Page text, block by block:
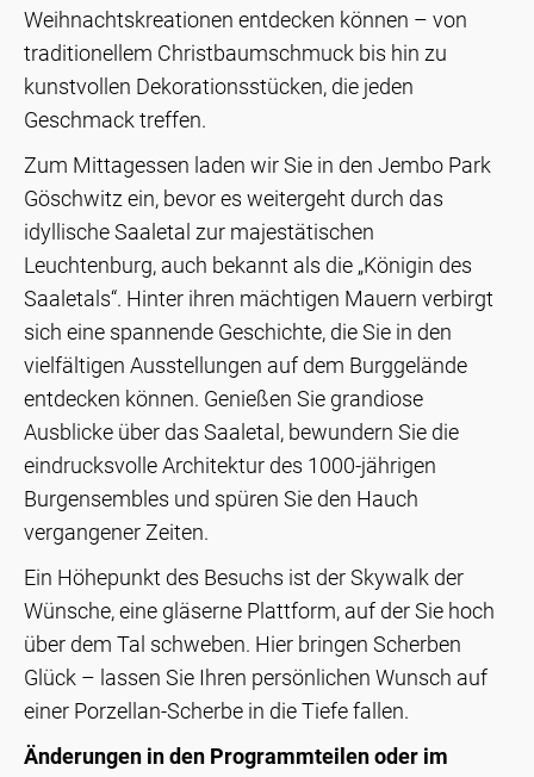
Weihnachtskreationen entdecken können – von
traditionellem Christbaumschmuck bis hin zu
kunstvollen Dekorationsstücken, die jeden
Geschmack treffen.
Zum Mittagessen laden wir Sie in den Jembo Park
Göschwitz ein, bevor es weitergeht durch das
idyllische Saaletal zur majestätischen
Leuchtenburg, auch bekannt als die „Königin des
Saaletals“. Hinter ihren mächtigen Mauern verbirgt
sich eine spannende Geschichte, die Sie in den
vielfältigen Ausstellungen auf dem Burggelände
entdecken können. Genießen Sie grandiose
Ausblicke über das Saaletal, bewundern Sie die
eindrucksvolle Architektur des 1000-jährigen
Burgensembles und spüren Sie den Hauch
vergangener Zeiten.
Ein Höhepunkt des Besuchs ist der Skywalk der
Wünsche, eine gläserne Plattform, auf der Sie hoch
über dem Tal schweben. Hier bringen Scherben
Glück – lassen Sie Ihren persönlichen Wunsch auf
einer Porzellan-Scherbe in die Tiefe fallen.
Änderungen in den Programmteilen oder im